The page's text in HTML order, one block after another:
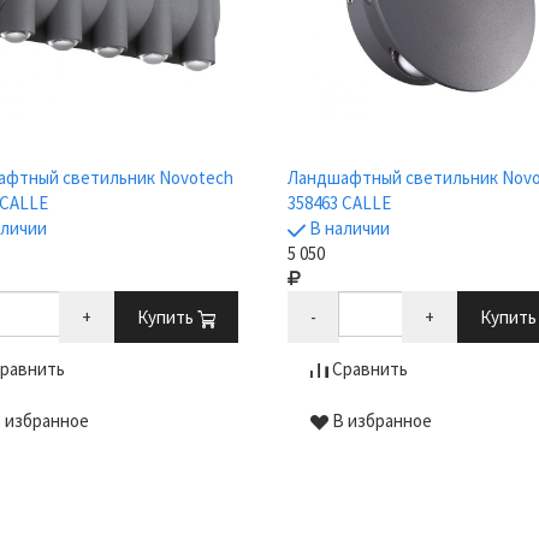
светильник Novotech
+ Купить
избранное
Ландшафтный светильник
358463 CALLE
В наличии
5 050
- + Купить
Сравнить
В избранное